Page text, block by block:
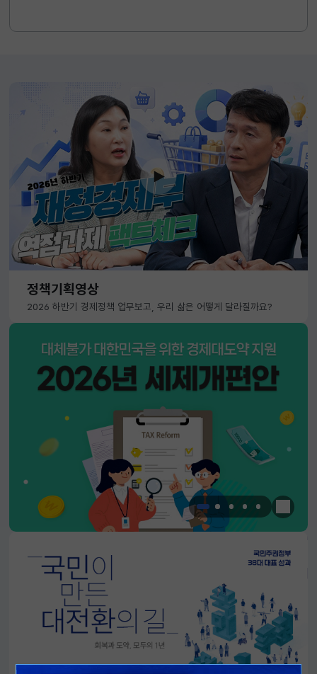
정책기획영상
2026 하반기 경제정책 업무보고, 우리 삶은 어떻게 달라질까요?
한눈에